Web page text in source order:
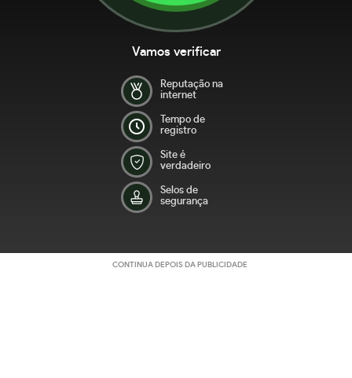
Vamos verificar
Reputação na
internet
Tempo de
registro
Site é
verdadeiro
Selos de
segurança
CONTINUA DEPOIS DA PUBLICIDADE